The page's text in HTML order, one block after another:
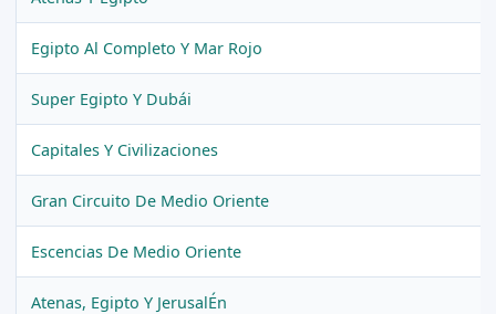
Egipto Al Completo Y Mar Rojo
Super Egipto Y Dubái
Capitales Y Civilizaciones
Gran Circuito De Medio Oriente
Escencias De Medio Oriente
Atenas, Egipto Y JerusalÉn